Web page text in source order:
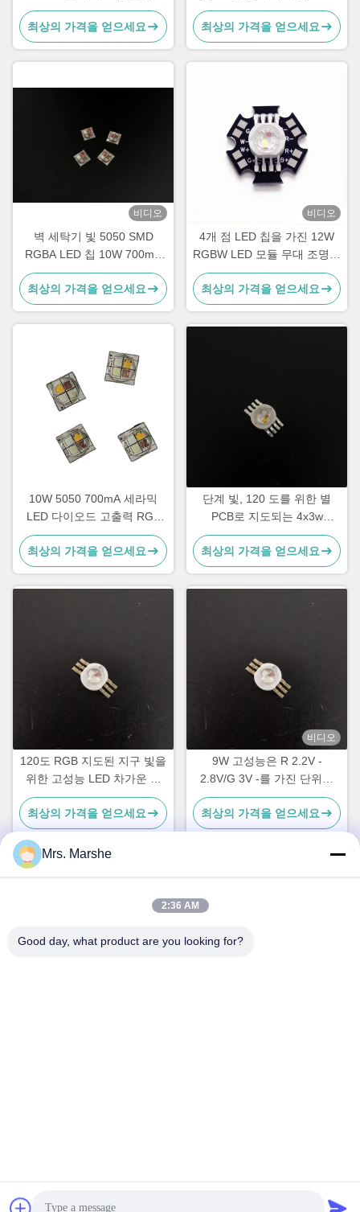
루미늄 PCB
최상의 가격을 얻으세요
고성능 LED
최상의 가격을 얻으세요
비디오
벽 세탁기 빛 5050 SMD
RGBA LED 칩 10W 700mA
고성능은 칩을 지도했습니다
최상의 가격을 얻으세요
비디오
4개 점 LED 칩을 가진 12W
RGBW LED 모듈 무대 조명용
블랙 스타 PCB의 고전력 LED
최상의 가격을 얻으세요
10W 5050 700mA 세라믹
LED 다이오드 고출력 RGB
앰버 LED, 높은 열 전도성
최상의 가격을 얻으세요
단계 빛, 120 도를 위한 별
PCB로 지도되는 4x3w
RGBW RGB 고성능
최상의 가격을 얻으세요
120도 RGB 지도된 지구 빛을
위한 고성능 LED 차가운 백
색/자연적인 백색
최상의 가격을 얻으세요
비디오
9W 고성능은 R 2.2V -
2.8V/G 3V -를 가진 단위를
3.6V/B 3V - 3.6V 지도했습니
다
최상의 가격을 얻으세요
주소
Mrs. Marshe
2:36 AM
Good day, what product are you looking for?